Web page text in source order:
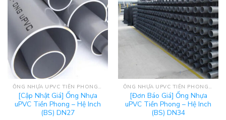
ỐNG NHỰA UPVC TIỀN PHONG - HỆ INCH (BS)
[Cập Nhật Giá] Ống Nhựa
uPVC Tiền Phong – Hệ Inch
(BS) DN27
ỐNG NHỰA UPVC TIỀN PHONG - HỆ INCH (BS)
[Đơn Báo Giá] Ống Nhựa
uPVC Tiền Phong – Hệ Inch
(BS) DN34